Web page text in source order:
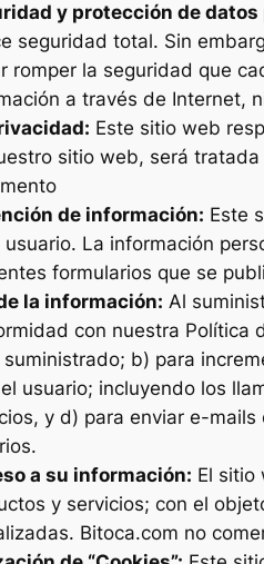
y protección de datos
seguridad total. Sin
romper la seguridad que
a través de Internet,
Este sitio web
sitio web, será
de información: Este
usuario. La información
formularios que se
la información: Al
con nuestra Política
suministrado; b) para
usuario; incluyendo los
y d) para enviar e-
a su información: El sitio
y servicios; con el
Bitoca.com no